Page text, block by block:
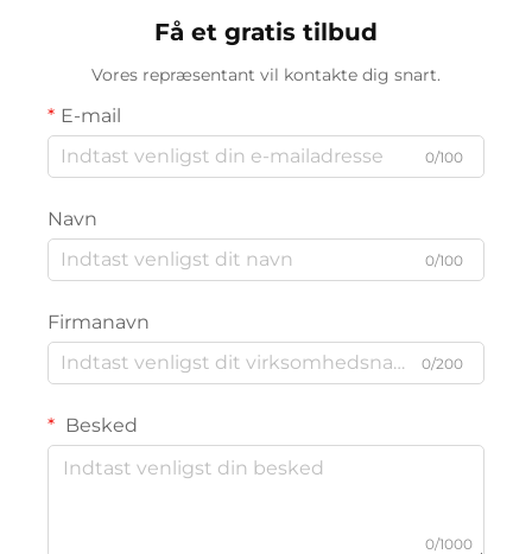
Få et gratis tilbud
Vores repræsentant vil kontakte dig snart.
E-mail
0/100
Navn
0/100
Firmanavn
0/200
Besked
0/1000